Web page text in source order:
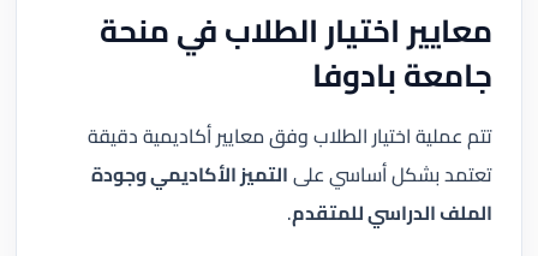
معايير اختيار الطلاب في منحة
جامعة بادوفا
تتم عملية اختيار الطلاب وفق معايير أكاديمية دقيقة
تعتمد بشكل أساسي علىالتميز الأكاديمي وجودة
الملف الدراسي للمتقدم.